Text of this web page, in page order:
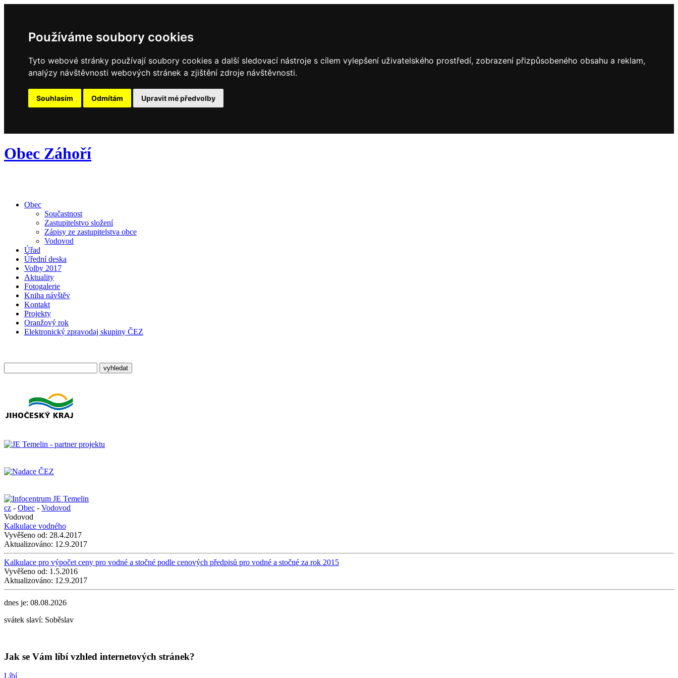
Používáme soubory cookies
Tyto webové stránky používají soubory cookies a další sledovací nástroje s cílem vylepšení uživatelského prostředí, zobrazení přizpůsobeného obsahu a reklam,
analýzy návštěvnosti webových stránek a zjištění zdroje návštěvnosti.
Souhlasím Odmítám Upravit mé předvolby
Obec Záhoří
Obec
Součastnost
Zastupitelstvo složení
Zápisy ze zastupitelstva obce
Vodovod
Úřad
Úřední deska
Volby 2017
Aktuality
Fotogalerie
Kniha návštěv
Kontakt
Projekty
Oranžový rok
Elektronický zpravodaj skupiny ČEZ
cz - Obec - Vodovod
Vodovod
Kalkulace vodného
Vyvěšeno od: 28.4.2017
Aktualizováno: 12.9.2017
Kalkulace pro výpočet ceny pro vodné a stočné podle cenových předpisů pro vodné a stočné za rok 2015
Vyvěšeno od: 1.5.2016
Aktualizováno: 12.9.2017
dnes je: 08.08.2026
svátek slaví: Soběslav
Jak se Vám líbí vzhled internetových stránek?
Líbí